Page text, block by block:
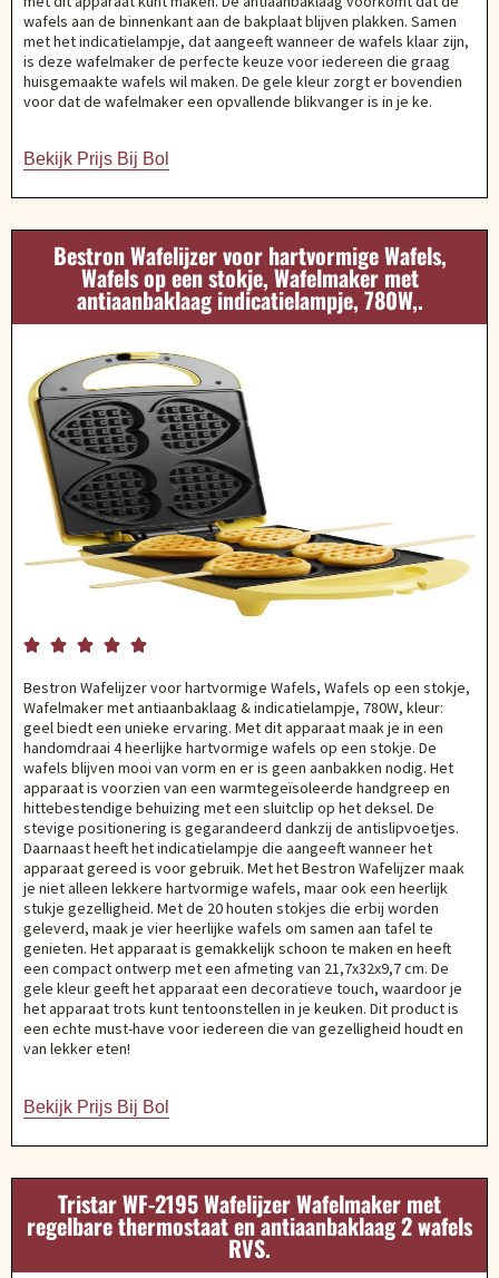
wafels aan de binnenkant aan de bakplaat blijven plakken. Samen
met het indicatielampje, dat aangeeft wanneer de wafels klaar zijn,
is deze wafelmaker de perfecte keuze voor iedereen die graag
huisgemaakte wafels wil maken. De gele kleur zorgt er bovendien
voor dat de wafelmaker een opvallende blikvanger is in je ke.
Bekijk Prijs Bij Bol
Bestron Wafelijzer voor hartvormige Wafels,
Wafels op een stokje, Wafelmaker met
antiaanbaklaag indicatielampje, 780W,.
    
Bestron Wafelijzer voor hartvormige Wafels, Wafels op een stokje,
Wafelmaker met antiaanbaklaag & indicatielampje, 780W, kleur:
geel biedt een unieke ervaring. Met dit apparaat maak je in een
handomdraai 4 heerlijke hartvormige wafels op een stokje. De
wafels blijven mooi van vorm en er is geen aanbakken nodig. Het
apparaat is voorzien van een warmtegeïsoleerde handgreep en
hittebestendige behuizing met een sluitclip op het deksel. De
stevige positionering is gegarandeerd dankzij de antislipvoetjes.
Daarnaast heeft het indicatielampje die aangeeft wanneer het
apparaat gereed is voor gebruik. Met het Bestron Wafelijzer maak
je niet alleen lekkere hartvormige wafels, maar ook een heerlijk
stukje gezelligheid. Met de 20 houten stokjes die erbij worden
geleverd, maak je vier heerlijke wafels om samen aan tafel te
genieten. Het apparaat is gemakkelijk schoon te maken en heeft
een compact ontwerp met een afmeting van 21,7x32x9,7 cm. De
gele kleur geeft het apparaat een decoratieve touch, waardoor je
het apparaat trots kunt tentoonstellen in je keuken. Dit product is
een echte must-have voor iedereen die van gezelligheid houdt en
van lekker eten!
Bekijk Prijs Bij Bol
Tristar WF-2195 Wafelijzer Wafelmaker met
regelbare thermostaat en antiaanbaklaag 2 wafels
RVS.